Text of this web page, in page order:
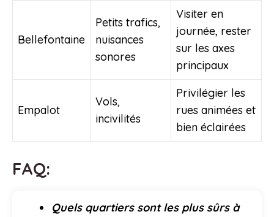
Bellefontaine
Petits trafics,
nuisances
sonores
Visiter en
journée, rester
sur les axes
principaux
Empalot
Vols,
incivilités
Privilégier les
rues animées et
bien éclairées
FAQ:
Quels quartiers sont les plus sûrs à